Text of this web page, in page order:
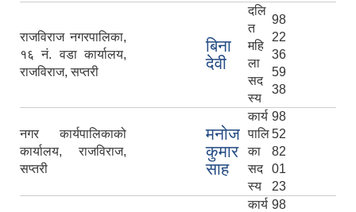
राजविराज नगरपालिका,
१६ नं. वडा कार्यालय,
राजविराज, सप्तरी
बिना
देवी
दलि
त
महि
ला
सद
स्य
98
22
36
59
38
नगर कार्यपालिकाको
कार्यालय, राजविराज,
सप्तरी
मनोज
कुमार
साह
कार्य
पालि
का
सद
स्य
98
52
82
01
23
कार्य 98